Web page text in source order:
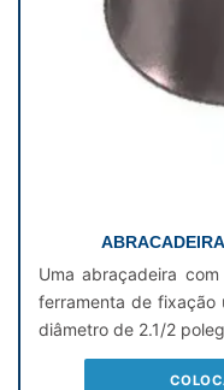
Uma abraçadeira
ferramenta de fixação
diâmetro de 2.1/2